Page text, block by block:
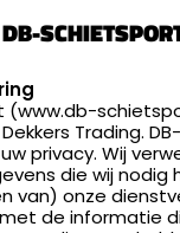
(www.db-
Trading.
privacy. Wij
die wij nodig
van) onze
de informatie